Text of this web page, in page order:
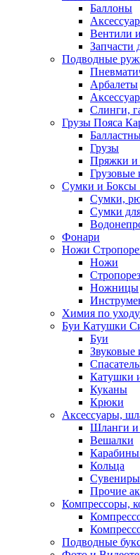
Баллоны
Вентили
Запчасти
Подводные
Арбалеты
Слинги,
Грузы Пояса
Грузы
Пряжки и
Грузовые
Сумки и Боксы
Сумки,
Сумки
Фонари
Ножи
Ножи
Ножницы
Химия по уходу
Буи Катушки
Буи
Звуковые
Катушки
Куканы
Крюки
Аксессуары,
Шланги и
Вешалки
Кольца
Сувениры
Прочие
Компрессоры,
Подводные